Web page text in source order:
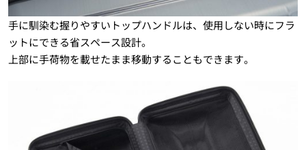
手に馴染む握りやすいトップハンドルは、使用しない時にフラ
ットにできる省スペース設計。
上部に手荷物を載せたまま移動することもできます。